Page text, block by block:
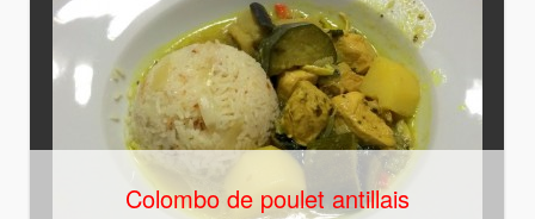
Colombo de poulet antillais